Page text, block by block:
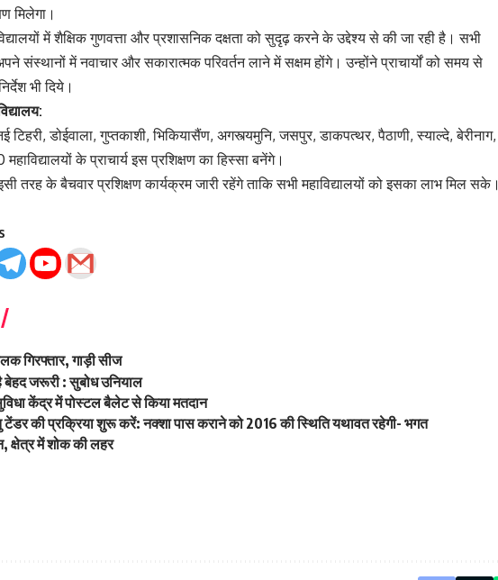
मिलेगा।
में शैक्षिक गुणवत्ता और प्रशासनिक दक्षता को सुदृढ़ करने के उद्देश्य से की जा रही है। सभी
अपने संस्थानों में नवाचार और सकारात्मक परिवर्तन लाने में सक्षम होंगे। उन्होंने प्राचार्यों को समय से
भी दिये।
टिहरी, डोईवाला, गुप्तकाशी, भिकियासैंण, अगस्त्यमुनि, जसपुर, डाकपत्थर, पैठाणी, स्याल्दे, बेरीनाग,
के प्राचार्य इस प्रशिक्षण का हिस्सा बनेंगे।
तरह के बैचवार प्रशिक्षण कार्यक्रम जारी रहेंगे ताकि सभी महाविद्यालयों को इसका लाभ मिल सके।
गिरफ्तार, गाड़ी सीज
जरूरी : सुबोध उनियाल
केंद्र में पोस्टल बैलेट से किया मतदान
टेंडर की प्रक्रिया शुरू करें: नक्शा पास कराने को 2016 की स्थिति यथावत रहेगी- भगत
क्षेत्र में शोक की लहर